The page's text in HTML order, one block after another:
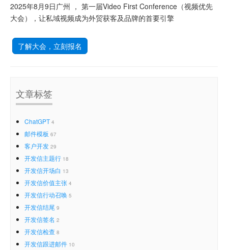
2025年8月9日广州 ， 第一届Video First Conference（视频优先
大会），让私域视频成为外贸获客及品牌的首要引擎
了解大会，立刻报名
文章标签
ChatGPT 4
邮件模板 67
客户开发 29
开发信主题行 18
开发信开场白 13
开发信价值主张 4
开发信行动召唤 5
开发信结尾 9
开发信签名 2
开发信检查 8
开发信跟进邮件 10